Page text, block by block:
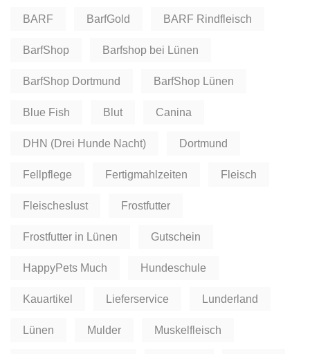
BARF BarfGold BARF Rindfleisch
BarfShop Barfshop bei Lünen
BarfShop Dortmund BarfShop Lünen
Blue Fish Blut Canina
DHN (Drei Hunde Nacht) Dortmund
Fellpflege Fertigmahlzeiten Fleisch
Fleischeslust Frostfutter
Frostfutter in Lünen Gutschein
HappyPets Much Hundeschule
Kauartikel Lieferservice Lunderland
Lünen Mulder Muskelfleisch